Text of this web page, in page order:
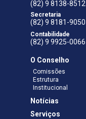
(82) 9 8138-8512
Secretaria
(82) 9 8181-9050
Contabilidade
(82) 9 9925-0066
O Conselho
Comissões
Estrutura
Institucional
Notícias
Serviços